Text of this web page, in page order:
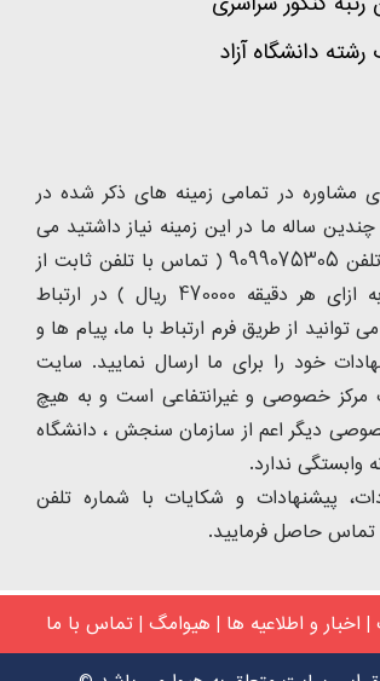
رشته دانشگاه آزاد
مشاوره در تمامی زمینه های ذکر شده در
ساله ما در این زمینه نیاز داشتید می
توانید با شماره تلفن 9099075305 ( تماس با تلفن ثابت از
سراسر کشور و به ازای هر دقیقه 470000 ریال ) در ارتباط
توانید از طریق فرم ارتباط با ما، پیام ها و
خود را برای ما ارسال نمایید. سایت
مرکز خصوصی و غیرانتفاعی است و به هیچ
دیگر اعم از سازمان سنجش ، دانشگاه
وابستگی ندارد.
پیشنهادات و شکایات با شماره تلفن
| اخبار و اطلاعیه ها | هیوامگ |تماس با ما